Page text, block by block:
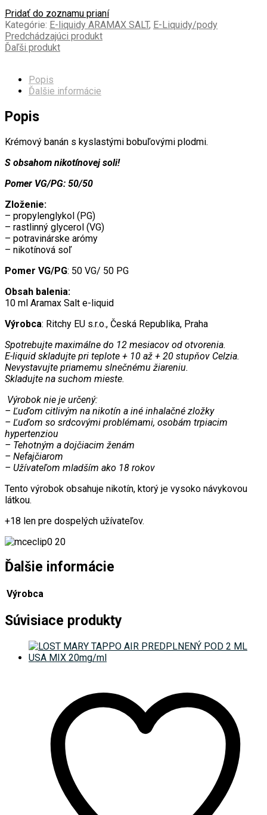
Pridať do zoznamu prianí
Kategórie: E-liquidy ARAMAX SALT, E-Liquidy/pody
Predchádzajúci produkt
Ďaľši produkt
Popis
Ďalšie informácie
Popis
Krémový banán s kyslastými bobuľovými plodmi.
S obsahom nikotínovej soli!
Pomer VG/PG: 50/50
Zloženie:
– propylenglykol (PG)
– rastlinný glycerol (VG)
– potravinárske arómy
– nikotínová soľ
Pomer VG/PG: 50 VG/ 50 PG
Obsah balenia:
10 ml Aramax Salt e-liquid
Výrobca: Ritchy EU s.r.o., Česká Republika, Praha
Spotrebujte maximálne do 12 mesiacov od otvorenia.
E-liquid skladujte pri teplote + 10 až + 20 stupňov Celzia.
Nevystavujte priamemu slnečnému žiareniu.
Skladujte na suchom mieste.
Výrobok nie je určený:
– Ľuďom citlivým na nikotín a iné inhalačné zložky
– Ľuďom so srdcovými problémami, osobám trpiacim
hypertenziou
– Tehotným a dojčiacim ženám
– Nefajčiarom
– Užívateľom mladším ako 18 rokov
Tento výrobok obsahuje nikotín, ktorý je vysoko návykovou
látkou.
+18 len pre dospelých užívateľov.
Ďalšie informácie
Výrobca
Súvisiace produkty